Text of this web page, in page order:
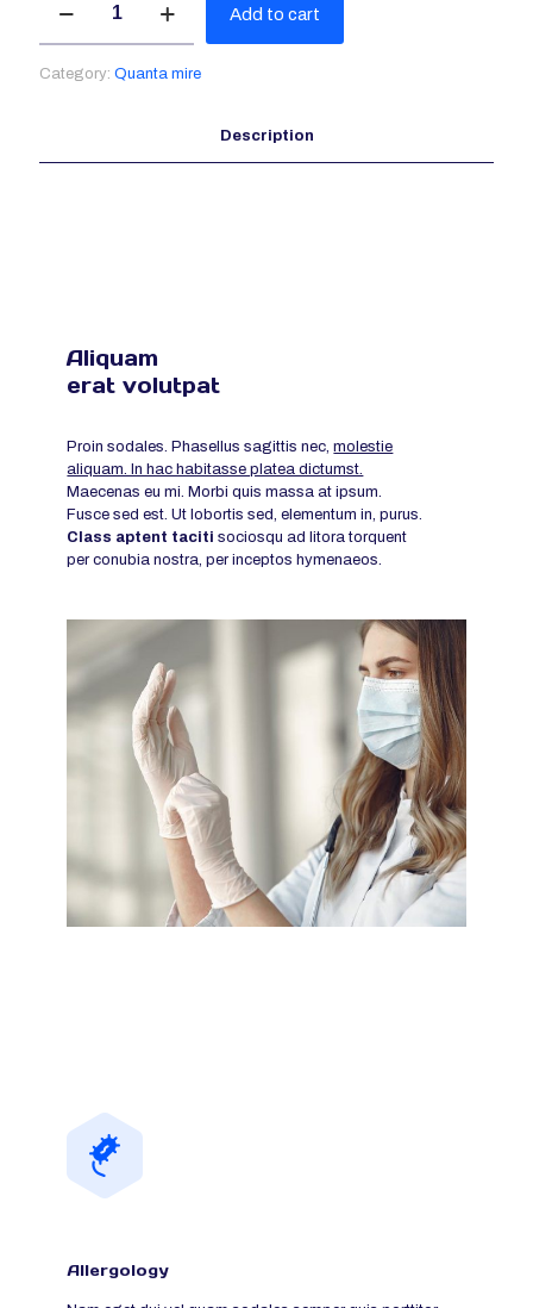
Add to cart
Category: Quanta mire
Description
Aliquam
erat volutpat
Proin sodales. Phasellus sagittis nec,molestie
aliquam. In hac habitasse platea dictumst.
Maecenas eu mi. Morbi quis massa at ipsum.
Fusce sed est. Ut lobortis sed, elementum in, purus.
Class aptent taciti sociosqu ad litora torquent
per conubia nostra, per inceptos hymenaeos.
Allergology